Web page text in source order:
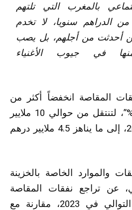
بالمغرب التي تلتهم
الدراهم سنويا، لا تخدم
أحدثت من أجلهم، بل يصب
في جيوب الأغنياء
المقاصة انخفضاً أكثر من
النصف “ناقص 55.2 %”، لتنتقل من حوالي 10 ملايير
درهم في مارس 2022، إلى ما يناهز 4.5 ملايير درهم
والموارد الخاصة بالخزينة
عن تراجع نفقات المقاصة
للشهر الثالث على التوالي في 2023، مقارنة مع